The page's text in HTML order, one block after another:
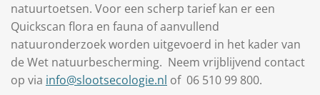
natuurtoetsen. Voor een scherp tarief kan er een
Quickscan flora en fauna of aanvullend
natuuronderzoek worden uitgevoerd in het kader van
de Wet natuurbescherming. Neem vrijblijvend contact
op via info@slootsecologie.nl of 06 510 99 800.